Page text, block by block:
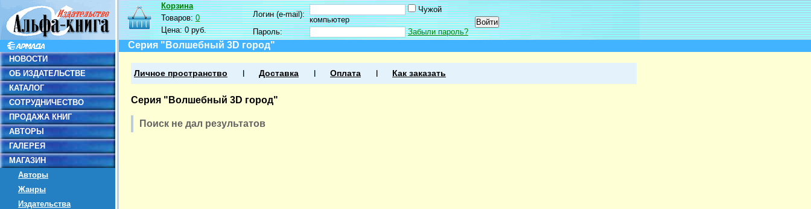
НОВОСТИ
ОБ ИЗДАТЕЛЬСТВЕ
КАТАЛОГ
СОТРУДНИЧЕСТВО
ПРОДАЖА КНИГ
АВТОРЫ
ГАЛЕРЕЯ
МАГАЗИН
Авторы
Жанры
Издательства
Корзина
Товаров:0
Цена:0 руб.
Логин (e-mail):
Чужой
компьютер
Пароль:
Забыли пароль?
Серия "Волшебный 3D город"
Личное пространство Доставка Оплата Как заказать
Серия "Волшебный 3D город"
Поиск не дал результатов